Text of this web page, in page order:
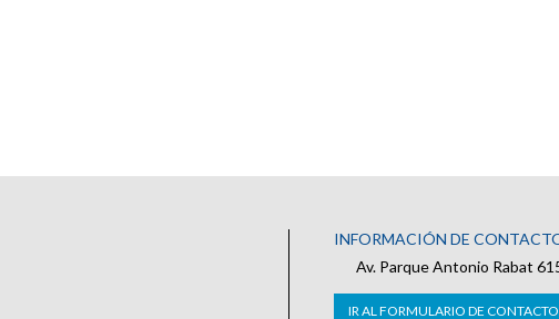
INFORMACIÓN DE
Av. Parque Antonio Rabat
IR AL FORMULARIO DE CONTACTO